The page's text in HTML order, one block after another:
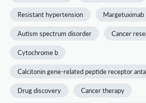
Resistant hypertension Margetuximab
Autism spectrum disorder Cancer
Cytochrome b
Calcitonin gene-related peptide receptor
Drug discovery Cancer therapy